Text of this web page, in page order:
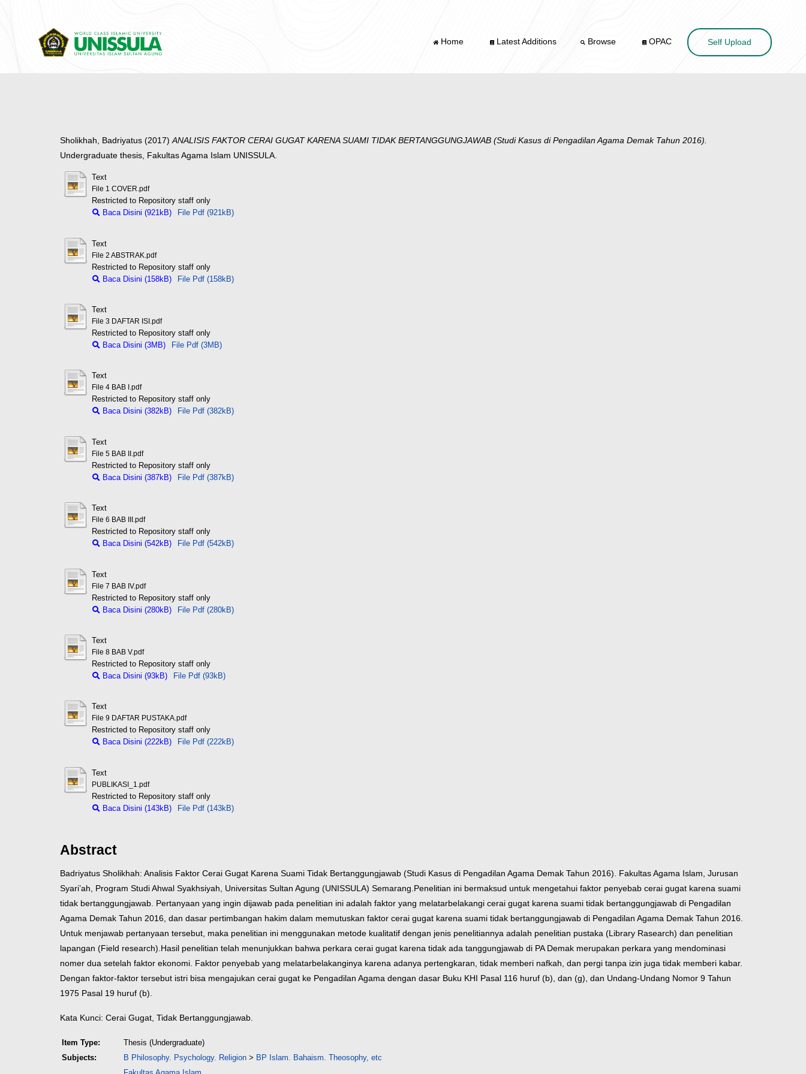
Home Latest Additions Browse OPAC Self Upload
Sholikhah, Badriyatus (2017)ANALISIS FAKTOR CERAI GUGAT KARENA SUAMI TIDAK BERTANGGUNGJAWAB (Studi Kasus di Pengadilan Agama Demak Tahun 2016).
Undergraduate thesis, Fakultas Agama Islam UNISSULA.
Text
File 1 COVER.pdf
Restricted to Repository staff only
Baca Disini (921kB)
File Pdf (921kB)
Text
File 2 ABSTRAK.pdf
Restricted to Repository staff only
Baca Disini (158kB)
File Pdf (158kB)
Text
File 3 DAFTAR ISI.pdf
Restricted to Repository staff only
Baca Disini (3MB)
File Pdf (3MB)
Text
File 4 BAB I.pdf
Restricted to Repository staff only
Baca Disini (382kB)
File Pdf (382kB)
Text
File 5 BAB II.pdf
Restricted to Repository staff only
Baca Disini (387kB)
File Pdf (387kB)
Text
File 6 BAB III.pdf
Restricted to Repository staff only
Baca Disini (542kB)
File Pdf (542kB)
Text
File 7 BAB IV.pdf
Restricted to Repository staff only
Baca Disini (280kB)
File Pdf (280kB)
Text
File 8 BAB V.pdf
Restricted to Repository staff only
Baca Disini (93kB)
File Pdf (93kB)
Text
File 9 DAFTAR PUSTAKA.pdf
Restricted to Repository staff only
Baca Disini (222kB)
File Pdf (222kB)
Text
PUBLIKASI_1.pdf
Restricted to Repository staff only
Baca Disini (143kB)
File Pdf (143kB)
Abstract
Badriyatus Sholikhah: Analisis Faktor Cerai Gugat Karena Suami Tidak Bertanggungjawab (Studi Kasus di Pengadilan Agama Demak Tahun 2016). Fakultas Agama Islam, Jurusan
Syari’ah, Program Studi Ahwal Syakhsiyah, Universitas Sultan Agung (UNISSULA) Semarang. Penelitian ini bermaksud untuk mengetahui faktor penyebab cerai gugat karena suami
tidak bertanggungjawab. Pertanyaan yang ingin dijawab pada penelitian ini adalah faktor yang melatarbelakangi cerai gugat karena suami tidak bertanggungjawab di Pengadilan
Agama Demak Tahun 2016, dan dasar pertimbangan hakim dalam memutuskan faktor cerai gugat karena suami tidak bertanggungjawab di Pengadilan Agama Demak Tahun 2016.
Untuk menjawab pertanyaan tersebut, maka penelitian ini menggunakan metode kualitatif dengan jenis penelitiannya adalah penelitian pustaka (Library Rasearch) dan penelitian
lapangan (Field research). Hasil penelitian telah menunjukkan bahwa perkara cerai gugat karena tidak ada tanggungjawab di PA Demak merupakan perkara yang mendominasi
nomer dua setelah faktor ekonomi. Faktor penyebab yang melatarbelakanginya karena adanya pertengkaran, tidak memberi nafkah, dan pergi tanpa izin juga tidak memberi kabar.
Dengan faktor-faktor tersebut istri bisa mengajukan cerai gugat ke Pengadilan Agama dengan dasar Buku KHI Pasal 116 huruf (b), dan (g), dan Undang-Undang Nomor 9 Tahun
1975 Pasal 19 huruf (b).
Kata Kunci: Cerai Gugat, Tidak Bertanggungjawab.
Item Type:
Thesis (Undergraduate)
Subjects:
B Philosophy. Psychology. Religion > BP Islam. Bahaism. Theosophy, etc